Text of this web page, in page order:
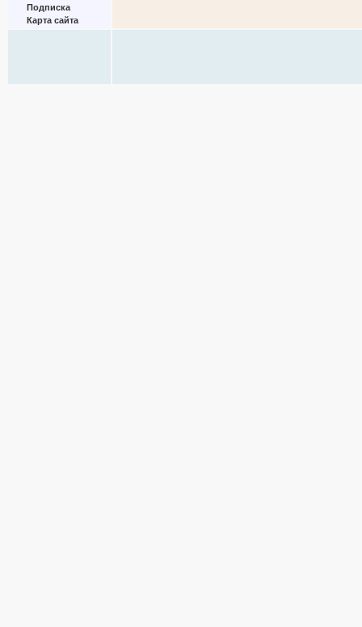
Подписка
Карта сайта